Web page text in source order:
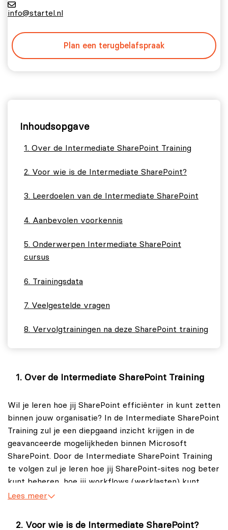
info@startel.nl
Plan een terugbelafspraak
Inhoudsopgave
Over de Intermediate SharePoint Training
Voor wie is de Intermediate SharePoint?
Leerdoelen van de Intermediate SharePoint
Aanbevolen voorkennis
Onderwerpen Intermediate SharePoint
cursus
Trainingsdata
Veelgestelde vragen
Vervolgtrainingen na deze SharePoint training
Over de Intermediate SharePoint Training
Wil je leren hoe jij SharePoint efficiënter in kunt zetten
binnen jouw organisatie? In de Intermediate SharePoint
Training zul je een diepgaand inzicht krijgen in de
geavanceerde mogelijkheden binnen Microsoft
SharePoint. Door de Intermediate SharePoint Training
te volgen zul je leren hoe jij SharePoint-sites nog beter
kunt beheren, hoe jij workflows (werklasten) kunt
ontwerpen, evenals hoe jij lijsten en bibliotheken aan
informatiebeheer binnen jouw organisatie te
Lees meer
Voor wie is de Intermediate SharePoint?